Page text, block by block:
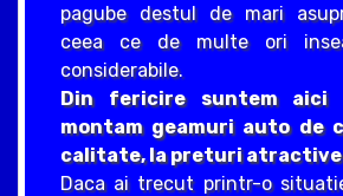
pagube destul de mari
ceea ce de multe ori
considerabile.
Din fericire suntem aici
montam geamuri auto de
calitate, la preturi atractive
Daca ai trecut printr-o